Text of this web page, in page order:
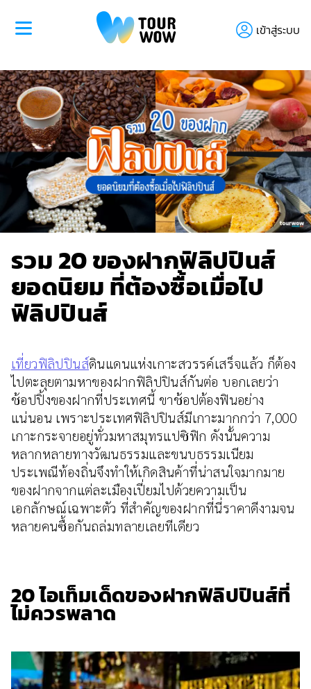
เข้าสู่ระบบ
รวม 20 ของฝากฟิลิปปินส์
ยอดนิยม ที่ต้องซื้อเมื่อไป
ฟิลิปปินส์
เที่ยวฟิลิปปินส์ดินแดนแห่งเกาะสวรรค์เสร็จแล้ว ก็ต้อง
ไปตะลุยตามหาของฝากฟิลิปปินส์กันต่อ บอกเลยว่า
ช้อปปิ้งของฝากที่ประเทศนี้ ขาช้อปต้องฟินอย่าง
แน่นอน เพราะประเทศฟิลิปปินส์มีเกาะมากกว่า 7,000
เกาะกระจายอยู่ทั่วมหาสมุทรแปซิฟิก ดังนั้นความ
หลากหลายทางวัฒนธรรมและขนบธรรมเนียม
ประเพณีท้องถิ่นจึงทำให้เกิดสินค้าที่น่าสนใจมากมาย
ของฝากจากแต่ละเมืองเปี่ยมไปด้วยความเป็น
เอกลักษณ์เฉพาะตัว ที่สำคัญของฝากที่นี่ราคาดีงามจน
หลายคนซื้อกันถล่มทลายเลยทีเดียว
20 ไอเท็มเด็ดของฝากฟิลิปปินส์ที่
ไม่ควรพลาด